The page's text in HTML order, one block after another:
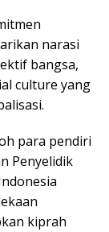
narasi
bangsa,
culture yang
para pendiri
Penyelidik
kiprah